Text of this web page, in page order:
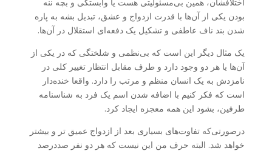
بودن یکی از آن‌ها با قدرت ازدواج و عشق، تبدیل بشه به پاره
شدن بند ناف عاطفی و تشکیل یک دفعه‌ای استقلال در آن‌ها.
یک مثال دیگر این است که بی‌نظمی و شلختگی که در یکی از
آن‌ها یا هر دو وجود دارد و طرف مقابل انتظار تغییر کلی در
نامزدش به یک انسان منظم و مرتب را دارد. واقعا خنده‌دار
است که فکر کنیم با اضافه شدن اسم یک فرد به شناسنامه
طرفین، بشود این همه معجزه ایجاد کرد.
درصورتی‌که تفاوت‌های بسیاری بعد از ازدواج عمیق تر و بیشتر
خواهد شد. البته حرف من این نیست که هر دو نفر صددرصد